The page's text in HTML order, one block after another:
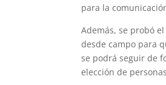
para la
Además, se probó
desde campo para
se podrá seguir de
elección de